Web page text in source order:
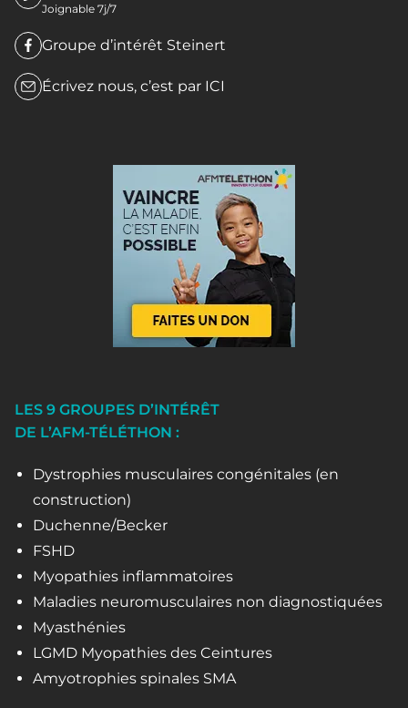
Joignable 7j/7
Groupe d’intérêt Steinert
Écrivez nous, c’est par ICI
LES 9 GROUPES D’INTÉRÊT
DE L’AFM-TÉLÉTHON :
Dystrophies musculaires congénitales (en
construction)
Duchenne/Becker
FSHD
Myopathies inflammatoires
Maladies neuromusculaires non diagnostiquées
Myasthénies
LGMD Myopathies des Ceintures
Amyotrophies spinales SMA